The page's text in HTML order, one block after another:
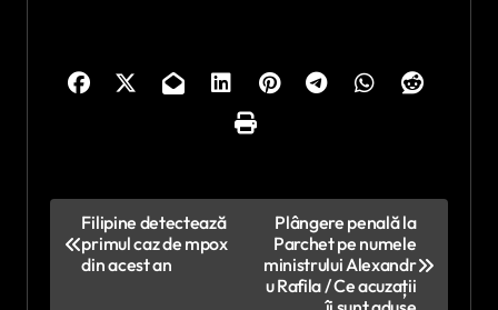
Filipine detectează
primul caz de mpox
din acest an
Plângere penală la
Parchet pe numele
ministrului Alexandr
u Rafila / Ce acuzații